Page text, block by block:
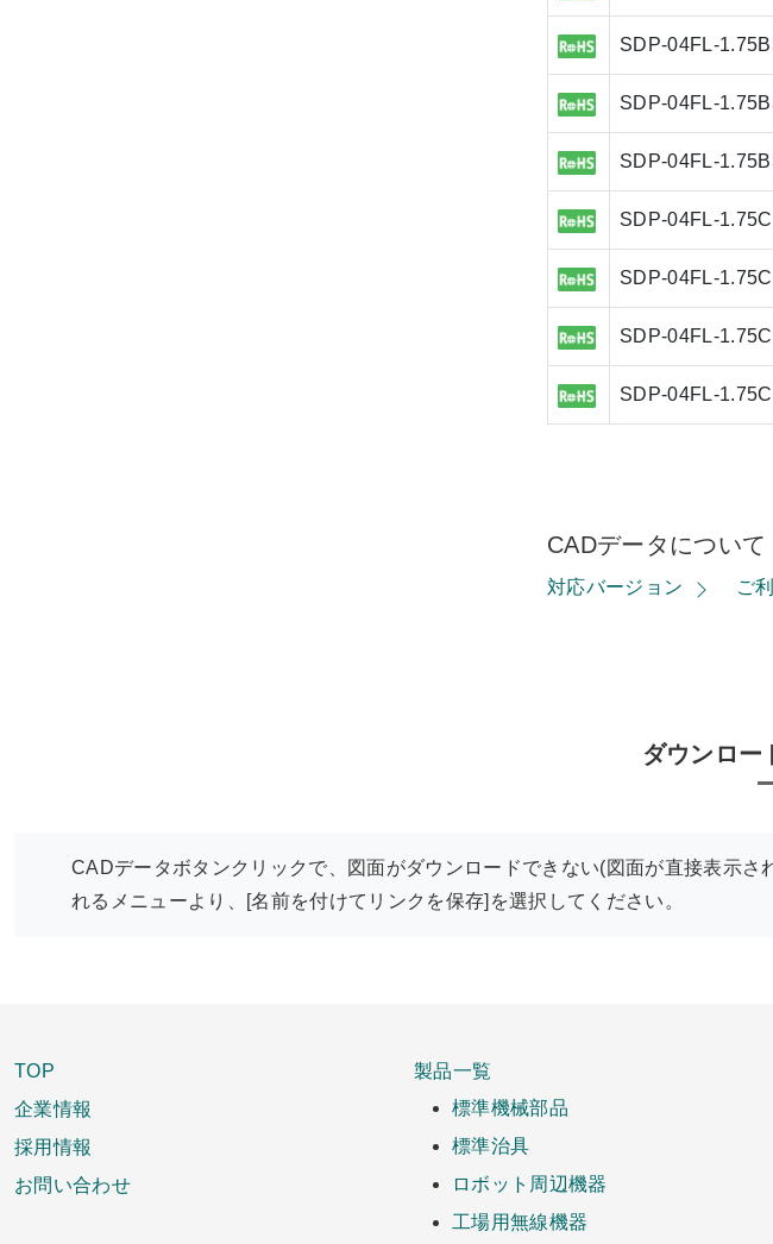
SDP-04FL-
SDP-04FL-
SDP-04FL-
SDP-04FL-1.75C
SDP-04FL-
SDP-04FL-
SDP-04FL-
CADデータについて
対応バージョン ご
ダウンロー
CADデータボタンクリックで、図面がダウンロードできない(図面が直接表示
れるメニューより、[名前を付けてリンクを保存]を選択してください。
TOP
企業情報
採用情報
お問い合わせ
製品一覧
標準機械部品
標準治具
ロボット周辺機器
工場用無線機器